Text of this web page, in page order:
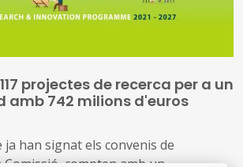
projectes de recerca per a un
amb 742 milions d'euros
ja han signat els convenis de